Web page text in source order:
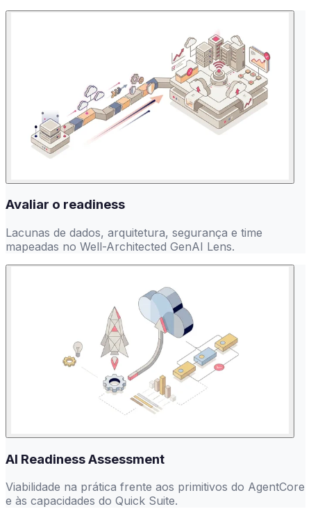
Avaliar o readiness
Lacunas de dados, arquitetura, segurança e time
mapeadas no Well-Architected GenAI Lens.
AI Readiness Assessment
Viabilidade na prática frente aos primitivos do AgentCore
e às capacidades do Quick Suite.